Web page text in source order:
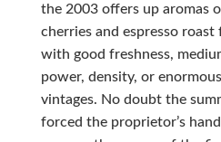
the 2003 offers up aromas
cherries and espresso
with good freshness,
power, density, or
vintages. No doubt the
forced the proprietor’s